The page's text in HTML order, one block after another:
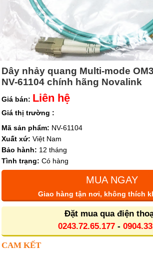
Dây nhảy quang Multi-mode
NV-61104 chính hãng Novalink
Giá bán: Liên hệ
Giá thị trường :
Mã sản phẩm: NV-61104
Xuất xứ: Việt Nam
Bảo hành: 12 tháng
Tình trạng: Có hàng
MUA NGAY
Giao hàng tận nơi, không thích
Đặt mua qua điện
0243.72.65.177-
CAM KẾT